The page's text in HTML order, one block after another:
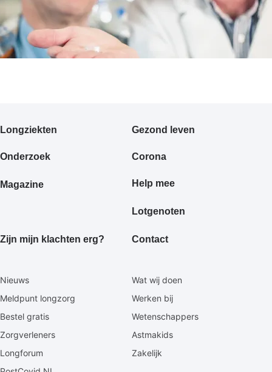
Primair
Longziekten Gezond leven
Onderzoek Corona
Magazine Help mee
Lotgenoten
Zijn mijn klachten erg? Contact
Secundaire
Nieuws
Wat wij doen
Meldpunt longzorg
Werken bij
Bestel gratis
Wetenschappers
Zorgverleners
Astmakids
Longforum
Zakelijk